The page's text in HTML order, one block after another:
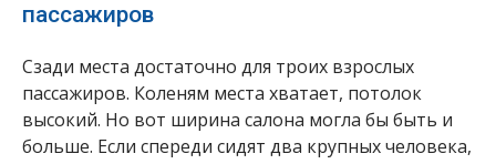
пассажиров
Сзади места достаточно для троих взрослых
пассажиров. Коленям места хватает, потолок
высокий. Но вот ширина салона могла бы быть и
больше. Если спереди сидят два крупных человека,